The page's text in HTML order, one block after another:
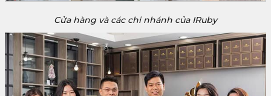
Cửa hàng và các chi nhánh của IRuby